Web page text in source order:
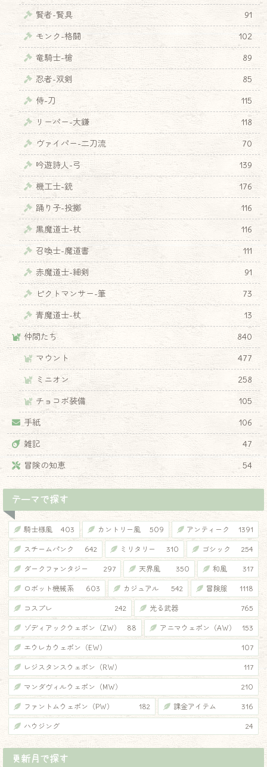
賢者-賢具
91
モンク-格闘
102
竜騎士-槍
89
忍者-双剣
85
侍-刀
115
リーパー-大鎌
118
ヴァイパー-二刀流
70
吟遊詩人-弓
139
機工士-銃
176
踊り子-投擲
116
黒魔道士-杖
116
召喚士-魔道書
111
赤魔道士-細剣
91
ピクトマンサー-筆
73
青魔道士-杖
13
仲間たち
840
マウント
477
ミニオン
258
チョコボ装備
105
手紙
106
雑記
47
冒険の知恵
54
テーマで探す
騎士様風 403 カントリー風 509 アンティーク 1391
スチームパンク 642 ミリタリー 310 ゴシック 254
ダークファンタジー 297 天界風 350 和風 317
ロボット機械系 603 カジュアル 542 冒険服 1118
コスプレ 242 光る武器 765
ゾディアックウェポン（ZW） 88 アニマウェポン（AW） 153
エウレカウェポン（EW） 107
レジスタンスウェポン（RW） 117
マンダヴィルウェポン（MW） 210
ファントムウェポン（PW） 182 課金アイテム 316
ハウジング 24
更新月で探す